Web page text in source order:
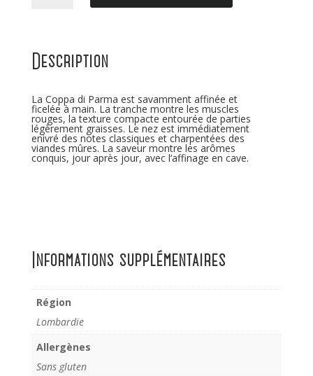
Description
La Coppa di Parma est savamment affinée et
ficelée à main. La tranche montre les muscles
rouges, la texture compacte entourée de parties
légèrement graisses. Le nez est immédiatement
enivré des notes classiques et charpentées des
viandes mûres. La saveur montre les arômes
conquis, jour après jour, avec l’affinage en cave.
Informations supplémentaires
Région
Lombardie
Allergènes
Sans gluten